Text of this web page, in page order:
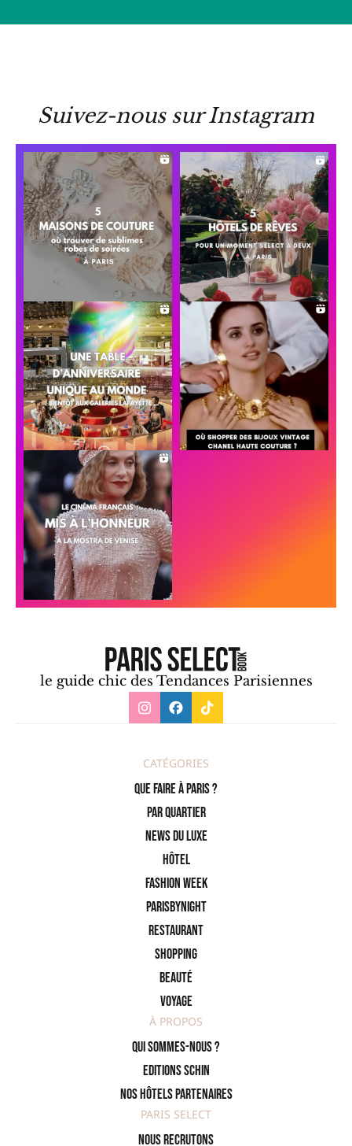
Suivez-nous sur Instagram
le guide chic des Tendances Parisiennes
CATÉGORIES
Que faire à Paris ?
PAR QUARTIER
News du Luxe
Hôtel
Fashion Week
ParisByNight
Restaurant
Shopping
Beauté
Voyage
À PROPOS
Qui sommes-nous ?
Editions SCHIN
Nos hôtels partenaires
PARIS SELECT
Nous recrutons